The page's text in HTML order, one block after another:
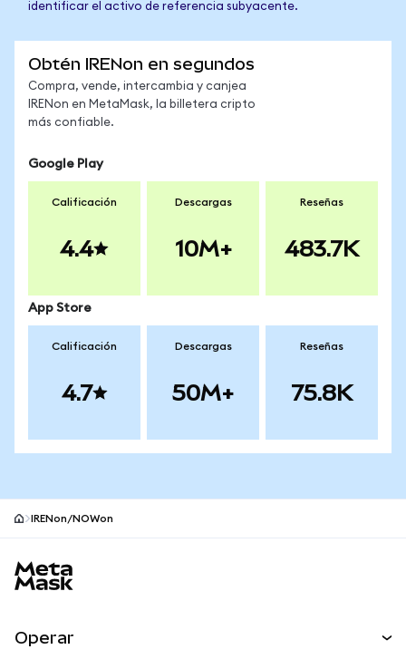
identificar el activo de referencia subyacente.
Obtén IRENon en segundos
Compra, vende, intercambia y canjea
IRENon en MetaMask, la billetera cripto
más confiable.
Google Play
Calificación
4.4
Descargas
10M+
Reseñas
483.7K
App Store
Calificación
4.7
Descargas
50M+
Reseñas
75.8K
IRENon/NOWon
Operar